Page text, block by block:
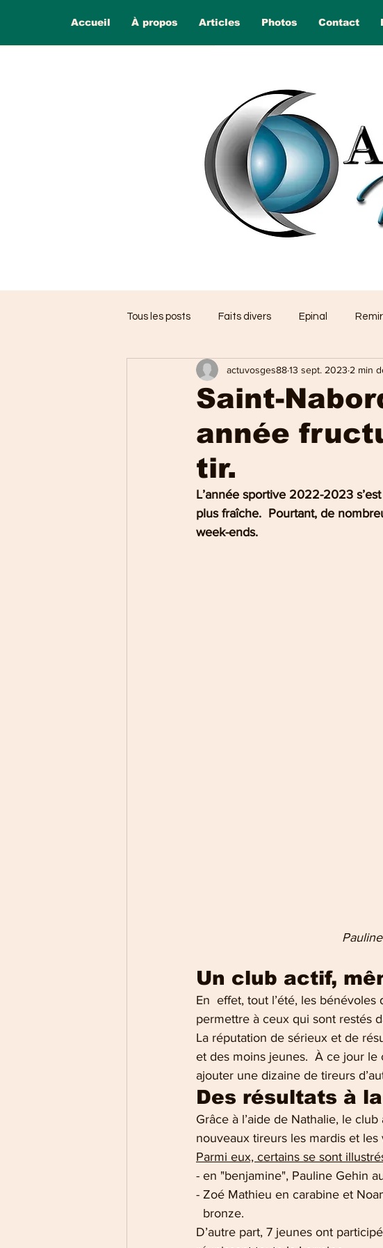
Accueil À propos Articles Photos Contact
Tous les posts Faits divers Epinal
Saint-Nabord Dommartin
Ballons des Hautes Vosges
Charmes
Saint-
année
tir.
actuvosges8813 sept. 2023 2 min
L’année sportive 2022-2023
plus fraîche.  Pourtant, de
week-ends.
Un club actif,
En  effet, tout l’été, les
permettre à ceux qui sont restés
La réputation de sérieux et de
et des moins jeunes.  À ce jour
ajouter une dizaine de tireurs
Des résultats à
Grâce à l’aide de Nathalie, le
nouveaux tireurs les mardis et les
Parmi eux, certains se sont
- en "benjamine", Pauline Gehin
- Zoé Mathieu en carabine et
  bronze.
D’autre part, 7 jeunes ont